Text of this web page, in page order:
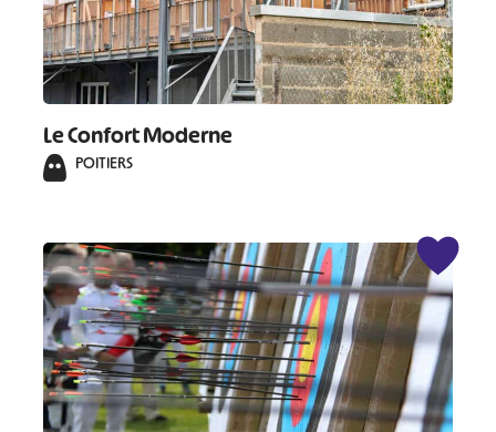
Le Confort Moderne
POITIERS